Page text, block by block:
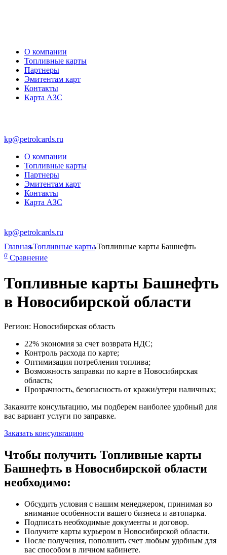
О компании
Топливные карты
Партнеры
Эмитентам карт
Контакты
Карта АЗС
kp@petrolcards.ru
О компании
Топливные карты
Партнеры
Эмитентам карт
Контакты
Карта АЗС
kp@petrolcards.ru
ГлавнаяТопливные картыТопливные карты Башнефть
0 Сравнение
Топливные карты Башнефть
в Новосибирской области
Регион: Новосибирская область
22% экономия за счет возврата НДС;
Контроль расхода по карте;
Оптимизация потребления топлива;
Возможность заправки по карте в Новосибирская
область;
Прозрачность, безопасность от кражи/утери наличных;
Закажите консультацию, мы подберем наиболее удобный для
вас вариант услуги по заправке.
Заказать консультацию
Чтобы получить Топливные карты
Башнефть в Новосибирской области
необходимо:
Обсудить условия с нашим менеджером, принимая во
внимание особенности вашего бизнеса и автопарка.
Подписать необходимые документы и договор.
Получите карты курьером в Новосибирской области.
После получения, пополнить счет любым удобным для
вас способом в личном кабинете.